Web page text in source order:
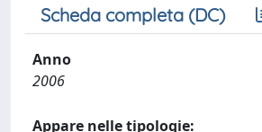
Scheda completa (DC)
Anno
2006
Appare nelle tipologie: